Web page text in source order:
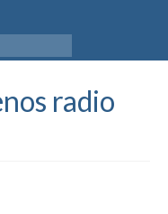
radio